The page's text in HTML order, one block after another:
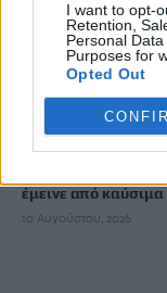
I want to opt-
Retention,
Personal
Purposes for
Opted Out
Μάχη με τη φωτιά
οικισμών, στις
μονάδες
έμεινε από καύσιμα
10 Αυγούστου, 2026